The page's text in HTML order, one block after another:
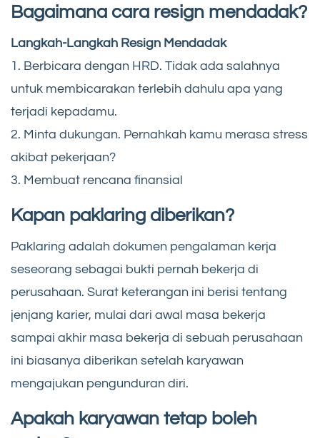
Bagaimana cara resign mendadak?
Langkah-Langkah Resign Mendadak
1. Berbicara dengan HRD. Tidak ada salahnya
untuk membicarakan terlebih dahulu apa yang
terjadi kepadamu.
2. Minta dukungan. Pernahkah kamu merasa stress
akibat pekerjaan?
3. Membuat rencana finansial
Kapan paklaring diberikan?
Paklaring adalah dokumen pengalaman kerja
seseorang sebagai bukti pernah bekerja di
perusahaan. Surat keterangan ini berisi tentang
jenjang karier, mulai dari awal masa bekerja
sampai akhir masa bekerja di sebuah perusahaan
ini biasanya diberikan setelah karyawan
mengajukan pengunduran diri.
Apakah karyawan tetap boleh